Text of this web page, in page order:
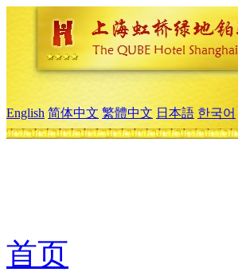
English 简体中文 繁體中文 日本語 한국어
首页